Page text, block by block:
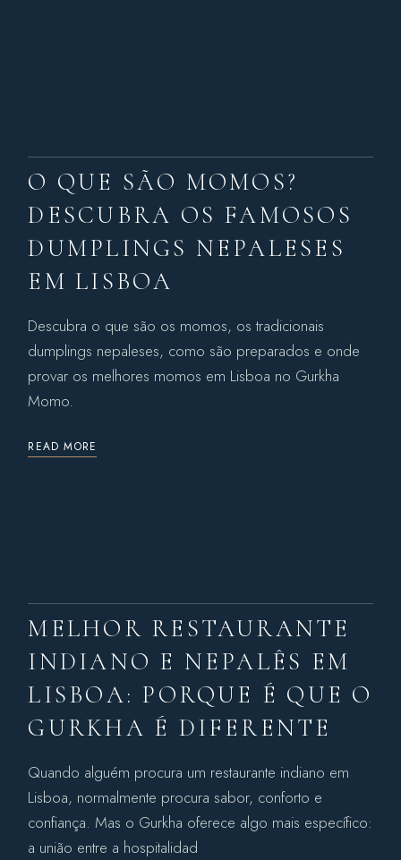
O QUE SÃO MOMOS?
DESCUBRA OS FAMOSOS
DUMPLINGS NEPALESES
EM LISBOA
Descubra o que são os momos, os tradicionais
dumplings nepaleses, como são preparados e onde
provar os melhores momos em Lisboa no Gurkha
Momo.
READ MORE
MELHOR RESTAURANTE
INDIANO E NEPALÊS EM
LISBOA: PORQUE É QUE O
GURKHA É DIFERENTE
Quando alguém procura um restaurante indiano em
Lisboa, normalmente procura sabor, conforto e
confiança. Mas o Gurkha oferece algo mais específico:
a união entre a hospitalidad